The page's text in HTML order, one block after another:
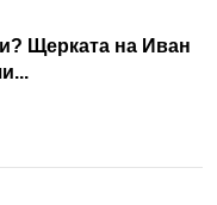
Щерката на Иван